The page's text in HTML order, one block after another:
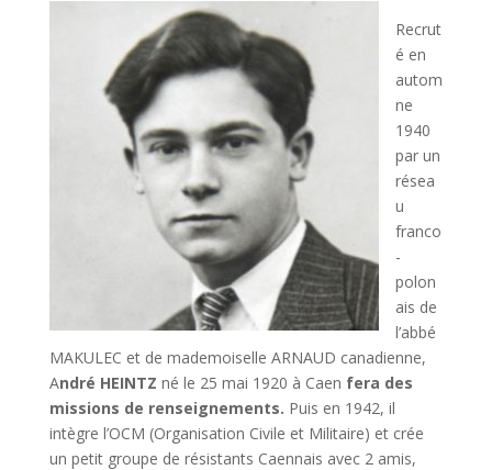
Recrut
é en
autom
ne
1940
par un
résea
u
franco
-
polon
ais de
l’abbé
MAKULEC et de mademoiselle ARNAUD canadienne,
André HEINTZ né le 25 mai 1920 à Caen fera des
missions de renseignements. Puis en 1942, il
intègre l’OCM (Organisation Civile et Militaire) et crée
un petit groupe de résistants Caennais avec 2 amis,